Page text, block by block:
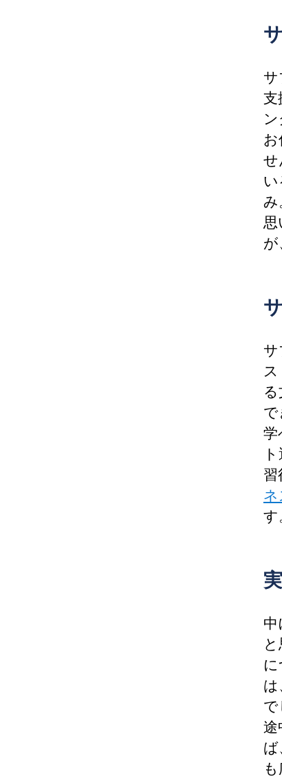
サ
支
せ
い
み
思
が
サ
で
学
習
ネ
す
中
は
で
途
ば